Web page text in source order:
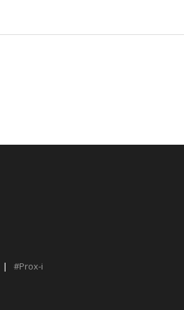
| #Prox-i